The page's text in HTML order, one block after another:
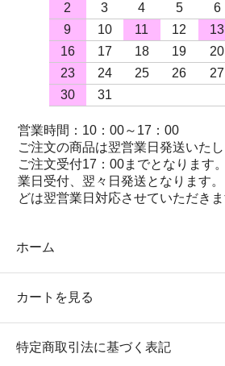
2
3 4 5 6
9
10 11 12 13
16
17 18 19 20
23
24 25 26 27
30
31
営業時間：10：00～17：00
ご注文の商品は翌営業日発送いたし
ご注文受付17：00までとなります
業日受付、翌々日発送となります
どは翌営業日対応させていただきま
ホーム
カートを見る
特定商取引法に基づく表記